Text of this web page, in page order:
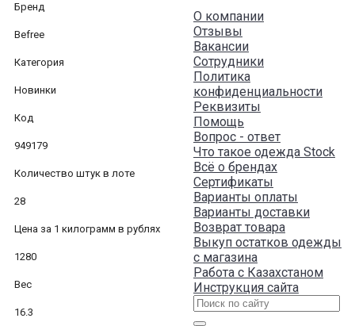
Бренд
Befree
Категория
Новинки
Код
949179
Количество штук в лоте
28
Цена за 1 килограмм в рублях
1280
Вес
16.3
О компании
Отзывы
Вакансии
Сотрудники
Политика
конфиденциальности
Реквизиты
Помощь
Вопрос - ответ
Что такое одежда Stock
Всё о брендах
Сертификаты
Варианты оплаты
Варианты доставки
Возврат товара
Выкуп остатков одежды
с магазина
Работа с Казахстаном
Инструкция сайта